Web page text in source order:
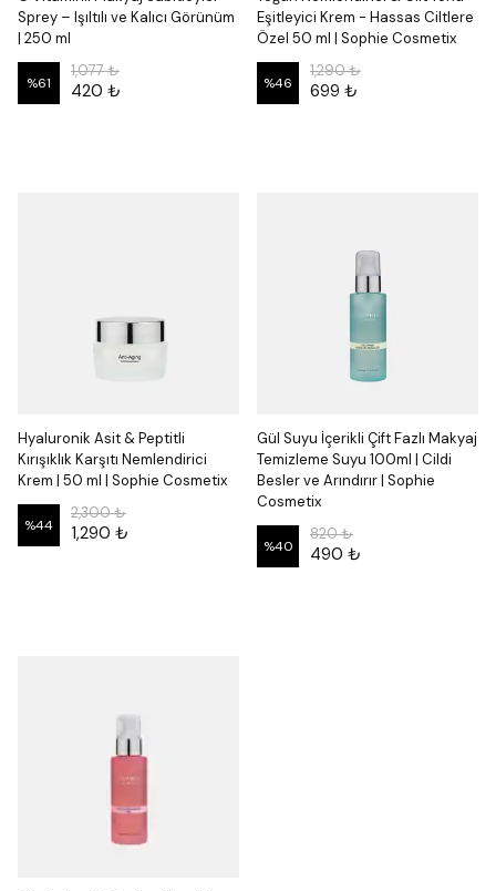
Sprey – Işıltılı ve Kalıcı Görünüm
| 250 ml
%61
1,077 ₺
420 ₺
Eşitleyici Krem - Hassas Ciltlere
Özel 50 ml | Sophie Cosmetix
%46
1,290 ₺
699 ₺
Hyaluronik Asit & Peptitli
Kırışıklık Karşıtı Nemlendirici
Krem | 50 ml | Sophie Cosmetix
%44
2,300 ₺
1,290 ₺
Gül Suyu İçerikli Çift Fazlı Makyaj
Temizleme Suyu 100ml | Cildi
Besler ve Arındırır | Sophie
Cosmetix
%40
820 ₺
490 ₺